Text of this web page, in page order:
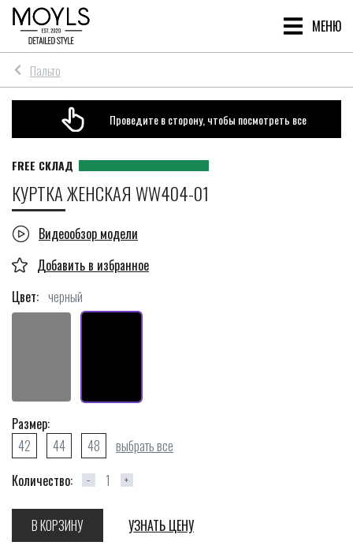
МЕНЮ
Пальто
Проведите в сторону, чтобы посмотреть все
КУРТКА ЖЕНСКАЯ WW404-01
Видеообзор модели
Цвет: черный
Размер:
42
44 48
выбрать все
Количество:
− +
В КОРЗИНУ УЗНАТЬ ЦЕНУ